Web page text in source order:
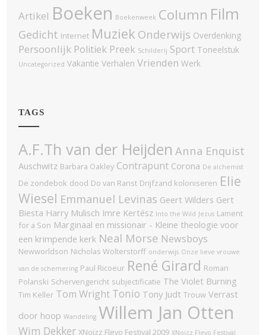
Artikel Boeken Boekenweek Column Film
Gedicht Internet Muziek Onderwijs Overdenking
Persoonlijk Politiek Preek Schilderij Sport Toneelstuk
Uncategorized Vakantie Verhalen Vrienden Werk
TAGS
A.F.Th van der Heijden Anna Enquist
Auschwitz Barbara Oakley Contrapunt Corona De alchemist
De zondebok dood Do van Ranst Drijfzand koloniseren Elie
Wiesel Emmanuel Levinas Geert Wilders Gert
Biesta Harry Mulisch Imre Kertész Into the Wild Jezus Lament
for a Son Marginaal en missionair - Kleine theologie voor
een krimpende kerk Neal Morse Newsboys
Newworldson Nicholas Wolterstorff onderwijs Onze lieve vrouwe
van de schemering Paul Ricoeur René Girard Roman
Polanski Schervengericht subjectificatie The Violet Burning
Tim Keller Tom Wright Tonio Tony Judt Trouw Verrast
door hoop Wandeling Willem Jan Otten
Wim Dekker XNoizz Flevo Festival 2009 XNoizz Flevo Festival